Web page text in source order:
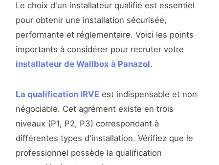
Le choix d'un installateur qualifié est essentiel
pour obtenir une installation sécurisée,
performante et réglementaire. Voici les points
importants à considérer pour recruter votre
installateur de Wallbox à Panazol.
La qualification IRVE est indispensable et non
négociable. Cet agrément existe en trois
niveaux (P1, P2, P3) correspondant à
différentes types d'installation. Vérifiez que le
professionnel possède la qualification